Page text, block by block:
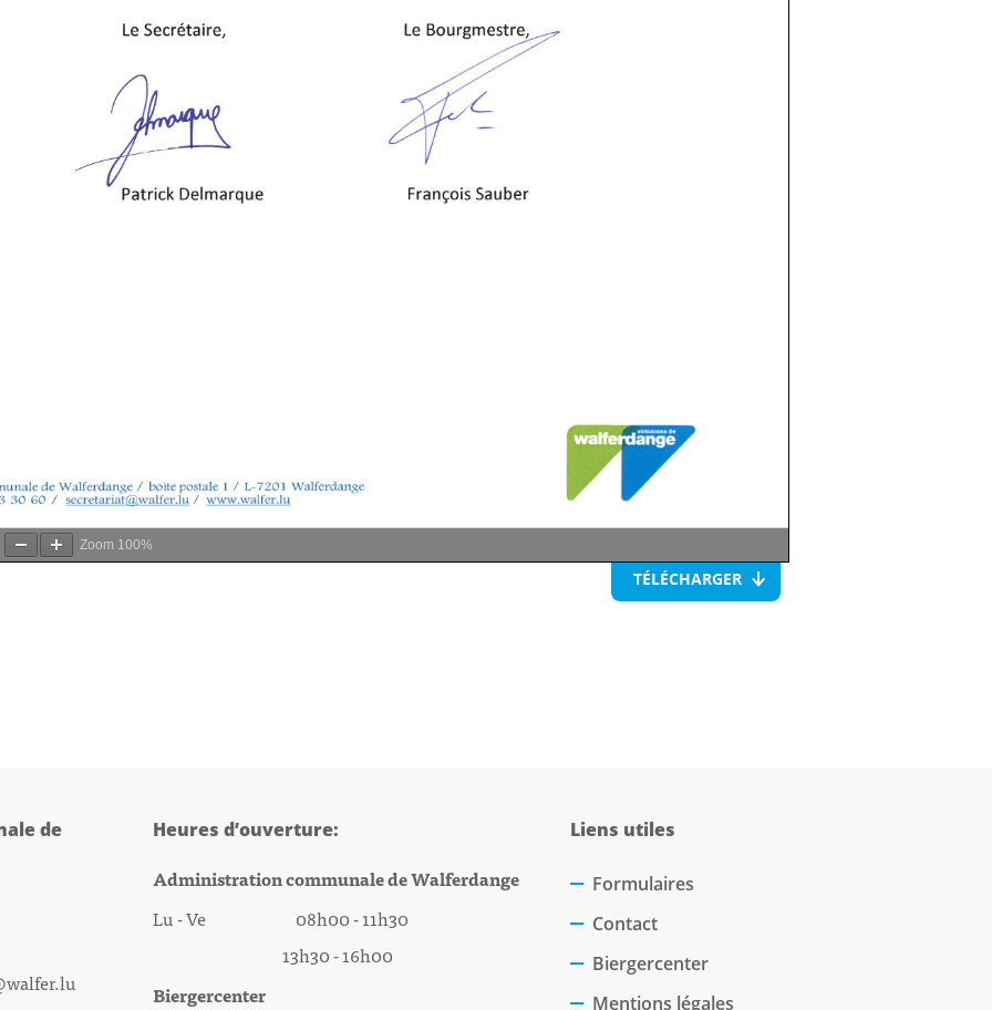
Zoom 100%
TÉLÉCHARGER
de
Heures d’ouverture:
Administration communale de Walferdange
Lu - Ve 08h00 - 11h30
13h30 - 16h00
Biergercenter
Liens utiles
Formulaires
Contact
Biergercenter
Mentions légales